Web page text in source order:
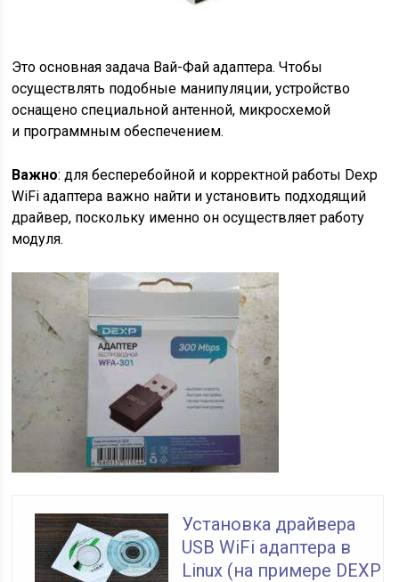
Это основная задача Вай-Фай адаптера. Чтобы
осуществлять подобные манипуляции, устройство
оснащено специальной антенной, микросхемой
и программным обеспечением.
Важно: для бесперебойной и корректной работы Dexp
WiFi адаптера важно найти и установить подходящий
драйвер, поскольку именно он осуществляет работу
модуля.
Установка драйвера
USB WiFi адаптера в
Linux (на примере DEXP